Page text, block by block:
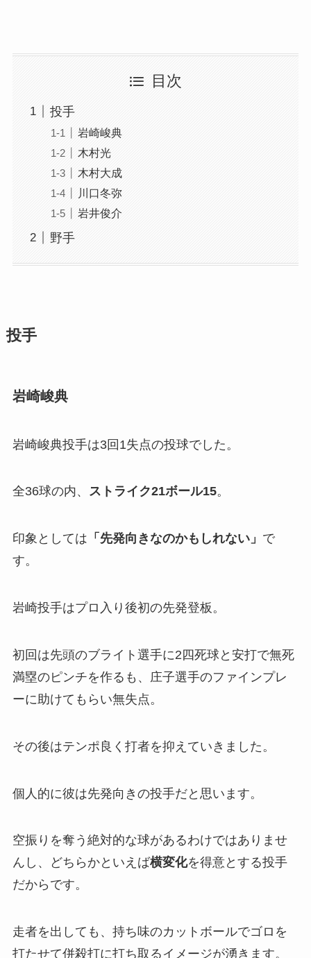
目次
投手
岩崎峻典
木村光
木村大成
川口冬弥
岩井俊介
野手
投手
岩崎峻典
岩崎峻典投手は3回1失点の投球でした。
全36球の内、 ストライク21ボール15。
印象としては 「 先発向きなのかもしれない」 で
す。
岩崎投手はプロ入り後初の先発登板。
初回は先頭のブライト選手に2四死球と安打で無死
満塁のピンチを作るも、庄子選手のファインプレ
ーに助けてもらい無失点。
その後はテンポ良く打者を抑えていきました。
個人的に彼は先発向きの投手だと思います。
空振りを奪う絶対的な球があるわけではありませ
んし、どちらかといえば横変化を得意とする投手
だからです。
走者を出しても、持ち味のカットボールでゴロを
打たせて併殺打に打ち取るイメージが湧きます。